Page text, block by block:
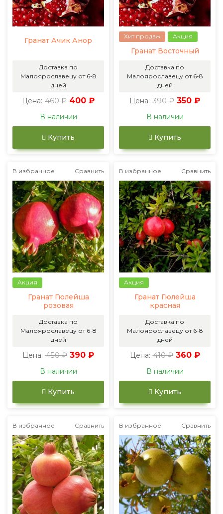
Гранат Ачик Анор
Доставка по
Малоярославецу от 6-8
дней
Цена: 460 ₽ 400 ₽
В наличии
Купить
Хит продаж Акция
Гранат Восточный
Доставка по
Малоярославецу от 6-8
дней
Цена: 390 ₽ 350 ₽
В наличии
Купить
В избранное Сравнить
Акция
Гранат Гюлейша
розовая
Доставка по
Малоярославецу от 6-8
дней
Цена: 450 ₽ 390 ₽
В наличии
Купить
В избранное Сравнить
Акция
Гранат Гюлейша
красная
Доставка по
Малоярославецу от 6-8
дней
Цена: 410 ₽ 360 ₽
В наличии
Купить
В избранное Сравнить В избранное Сравнить